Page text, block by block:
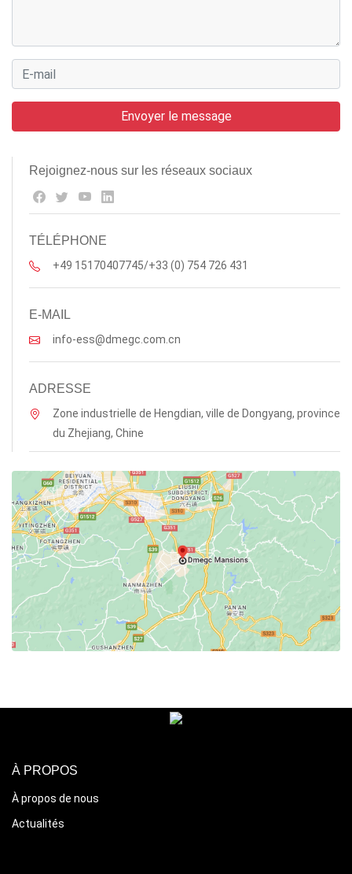
Rejoignez-nous sur les réseaux sociaux
TÉLÉPHONE
+49 15170407745/+33 (0) 754 726 431
E-MAIL
info-ess@dmegc.com.cn
ADRESSE
Zone industrielle de Hengdian, ville de Dongyang, province
du Zhejiang, Chine
À PROPOS
À propos de nous
Actualités